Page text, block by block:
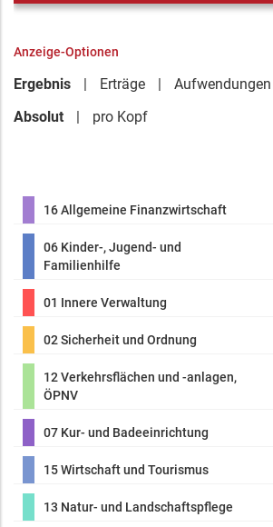
Anzeige-Optionen
Ergebnis Erträge
Aufwendungen
Absolut
pro Kopf
16 Allgemeine Finanzwirtschaft
06 Kinder-, Jugend- und
Familienhilfe
01 Innere Verwaltung
02 Sicherheit und Ordnung
12 Verkehrsflächen und -anlagen,
ÖPNV
07 Kur- und Badeeinrichtung
15 Wirtschaft und Tourismus
13 Natur- und Landschaftspflege